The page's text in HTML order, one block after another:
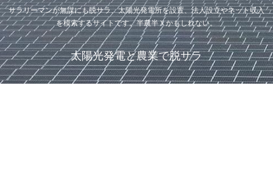
サラリーマンが無謀にも脱サラ、太陽光発電所を設置、法人設立やネット収入
を模索するサイトです。半農半Ｘかもしれない。
太陽光発電と農業で脱サラ